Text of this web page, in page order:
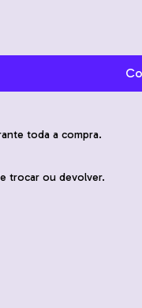
toda a compra.
trocar ou devolver.